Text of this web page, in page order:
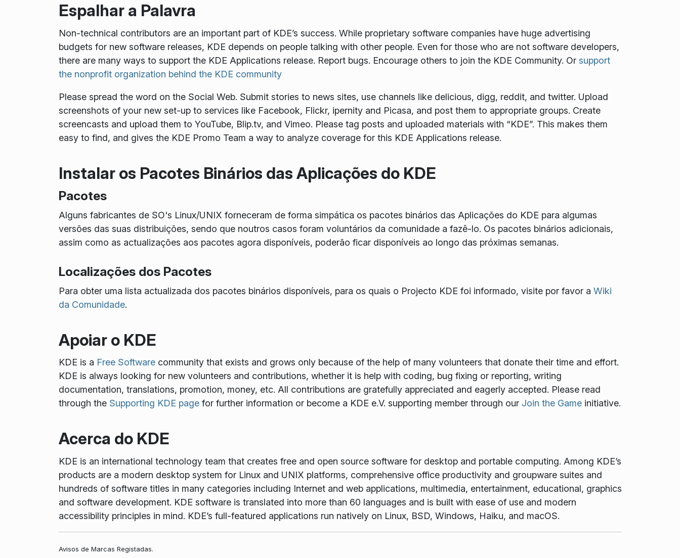
Espalhar a Palavra
Non-technical contributors are an important part of KDE’s success. While proprietary software companies have huge advertising
budgets for new software releases, KDE depends on people talking with other people. Even for those who are not software developers,
there are many ways to support the KDE Applications release. Report bugs. Encourage others to join the KDE Community. Or support
the nonprofit organization behind the KDE community
Please spread the word on the Social Web. Submit stories to news sites, use channels like delicious, digg, reddit, and twitter. Upload
screenshots of your new set-up to services like Facebook, Flickr, ipernity and Picasa, and post them to appropriate groups. Create
screencasts and upload them to YouTube, Blip.tv, and Vimeo. Please tag posts and uploaded materials with “KDE”. This makes them
easy to find, and gives the KDE Promo Team a way to analyze coverage for this KDE Applications release.
Instalar os Pacotes Binários das Aplicações do KDE
Pacotes
Alguns fabricantes de SO's Linux/UNIX forneceram de forma simpática os pacotes binários das Aplicações do KDE para algumas
versões das suas distribuições, sendo que noutros casos foram voluntários da comunidade a fazê-lo. Os pacotes binários adicionais,
assim como as actualizações aos pacotes agora disponíveis, poderão ficar disponíveis ao longo das próximas semanas.
Localizações dos Pacotes
Para obter uma lista actualizada dos pacotes binários disponíveis, para os quais o Projecto KDE foi informado, visite por favor a Wiki
da Comunidade.
Apoiar o KDE
KDE is a Free Softwarecommunity that exists and grows only because of the help of many volunteers that donate their time and effort.
KDE is always looking for new volunteers and contributions, whether it is help with coding, bug fixing or reporting, writing
documentation, translations, promotion, money, etc. All contributions are gratefully appreciated and eagerly accepted. Please read
through the Supporting KDE pagefor further information or become a KDE e.V. supporting member through our Join the Gameinitiative.
Acerca do KDE
KDE is an international technology team that creates free and open source software for desktop and portable computing. Among KDE’s
products are a modern desktop system for Linux and UNIX platforms, comprehensive office productivity and groupware suites and
hundreds of software titles in many categories including Internet and web applications, multimedia, entertainment, educational, graphics
and software development. KDE software is translated into more than 60 languages and is built with ease of use and modern
accessibility principles in mind. KDE’s full-featured applications run natively on Linux, BSD, Windows, Haiku, and macOS.
Avisos de Marcas Registadas.